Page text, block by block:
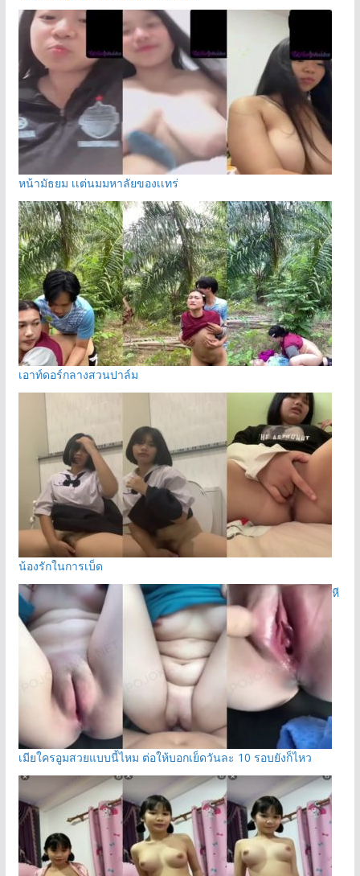
หน้ามัธยม เเต่นมมหาลัยของเเทร่
เอาท์ดอร์กลางสวนปาล์ม
น้องรักในการเบ็ด
หี
เมียใครอูมสวยแบบนี้ไหม ต่อให้บอกเย็ดวันละ 10 รอบยังก็ไหว